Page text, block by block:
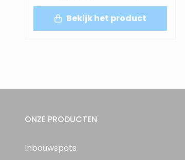
Bekijk het product
ONZE PRODUCTEN
Inbouwspots